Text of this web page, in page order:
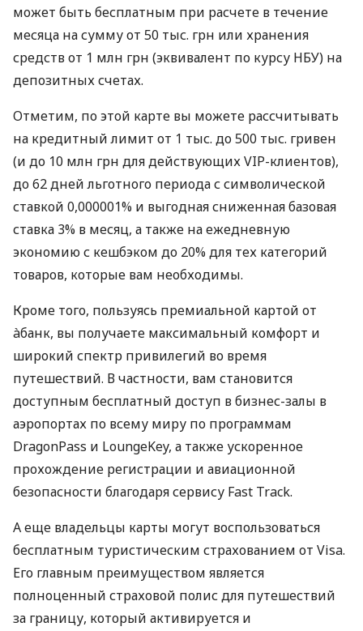
может быть бесплатным при расчете в течение
месяца на сумму от 50 тыс. грн или хранения
средств от 1 млн грн (эквивалент по курсу НБУ) на
депозитных счетах.
Отметим, по этой карте вы можете рассчитывать
на кредитный лимит от 1 тыс. до 500 тыс. гривен
(и до 10 млн грн для действующих VIP-клиентов),
до 62 дней льготного периода с символической
ставкой 0,000001% и выгодная сниженная базовая
ставка 3% в месяц, а также на ежедневную
экономию с кешбэком до 20% для тех категорий
товаров, которые вам необходимы.
Кроме того, пользуясь премиальной картой от
àбанк, вы получаете максимальный комфорт и
широкий спектр привилегий во время
путешествий. В частности, вам становится
доступным бесплатный доступ в бизнес-залы в
аэропортах по всему миру по программам
DragonPass и LoungeKey, а также ускоренное
прохождение регистрации и авиационной
безопасности благодаря сервису Fast Track.
А еще владельцы карты могут воспользоваться
бесплатным туристическим страхованием от Visa.
Его главным преимуществом является
полноценный страховой полис для путешествий
за границу, который активируется и